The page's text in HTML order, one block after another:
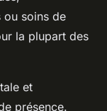
ou soins de
la plupart des
et
présence.